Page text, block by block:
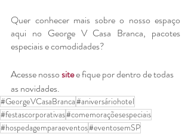
Quer conhecer mais sobre o nosso espaço
aqui no George V Casa Branca, pacotes
especiais e comodidades?
Acesse nosso site e fique por dentro de todas
as novidades.
#GeorgeVCasaBranca#aniversáriohotel
#festascorporativas#comemoraçõesespeciais
#hospedagemparaeventos#eventosemSP